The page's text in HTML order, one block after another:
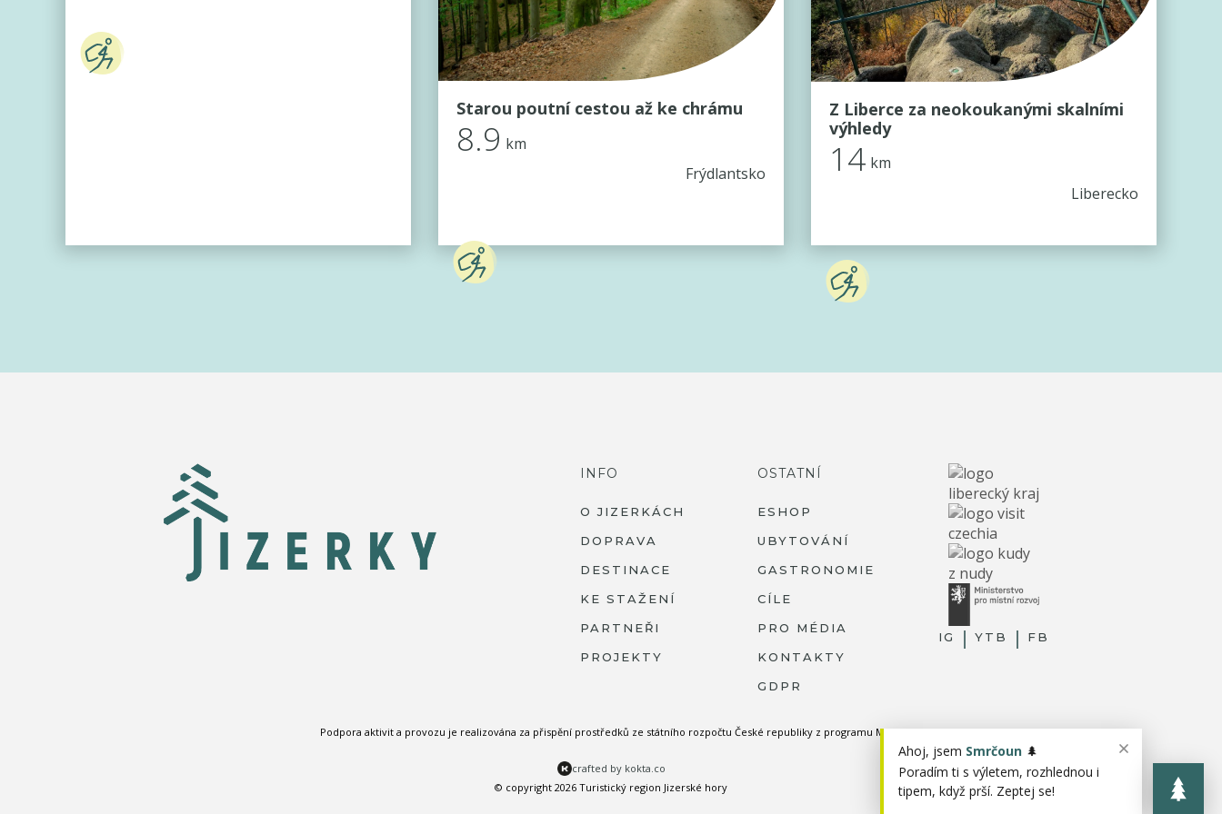
Starou poutní cestou až ke chrámu
8.9 km
Frýdlantsko
Z Liberce za neokoukanými skalními
výhledy
14 km
Liberecko
INFO
O JIZERKÁCH
DOPRAVA
DESTINACE
KE STAŽENÍ
PARTNEŘI
PROJEKTY
OSTATNÍ
ESHOP
UBYTOVÁNÍ
GASTRONOMIE
CÍLE
PRO MÉDIA
KONTAKTY
GDPR
IG YTB FB
Podpora aktivit a provozu je realizována za přispění prostředků ze státního rozpočtu České republiky z programu MMR.
crafted by kokta.co
© copyright 2026 Turistický region Jizerské hory
Ahoj, jsem Smrčoun 🌲
Poradím ti s výletem, rozhlednou i
tipem, když prší. Zeptej se!